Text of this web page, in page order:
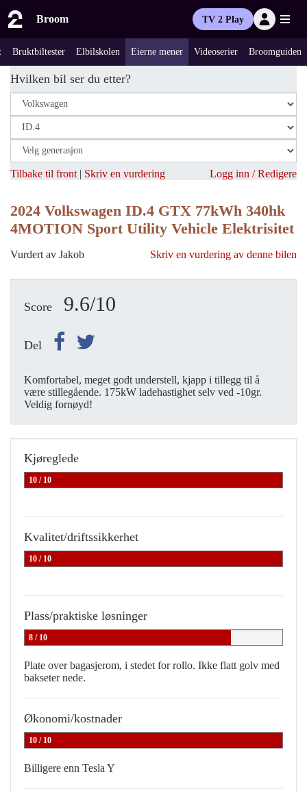
Broom TV 2 Play
Bruktbiltester Elbilskolen Eierne mener Videoserier Broomguiden
Hvilken bil ser du etter?
Tilbake til front | Skriv en vurdering Logg inn / Redigere
2024 Volkswagen ID.4 GTX 77kWh 340hk
4MOTION Sport Utility Vehicle Elektrisitet
Vurdert av Jakob Skriv en vurdering av denne bilen
Score 9.6/10
Del
Komfortabel, meget godt understell, kjapp i tillegg til å
være stillegående. 175kW ladehastighet selv ved -10gr.
Veldig fornøyd!
Kjøreglede
10 / 10
Kvalitet/driftssikkerhet
10 / 10
Plass/praktiske løsninger
8 / 10
Plate over bagasjerom, i stedet for rollo. Ikke flatt golv med
bakseter nede.
Økonomi/kostnader
10 / 10
Billigere enn Tesla Y